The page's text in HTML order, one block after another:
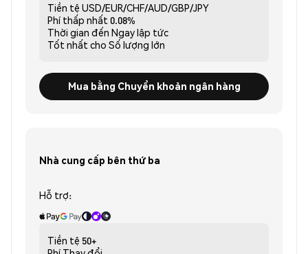
Tiền tệ USD/EUR/CHF/AUD/GBP/JPY
Phí thấp nhất 0.08%
Thời gian đến Ngay lập tức
Tốt nhất cho Số lượng lớn
Mua bằng Chuyển khoản ngân hàng
Nhà cung cấp bên thứ ba
Hỗ trợ:
Tiền tệ 50+